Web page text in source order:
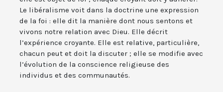
Le libéralisme voit dans la doctrine une expression
de la foi : elle dit la manière dont nous sentons et
vivons notre relation avec Dieu. Elle décrit
l’expérience croyante. Elle est relative, particulière,
chacun peut et doit la discuter ; elle se modifie avec
l’évolution de la conscience religieuse des
individus et des communautés.